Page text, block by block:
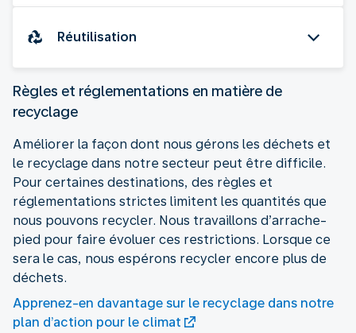
Réutilisation
Règles et réglementations en matière de
recyclage
Améliorer la façon dont nous gérons les déchets et
le recyclage dans notre secteur peut être difficile.
Pour certaines destinations, des règles et
réglementations strictes limitent les quantités que
nous pouvons recycler. Nous travaillons d’arrache-
pied pour faire évoluer ces restrictions. Lorsque ce
sera le cas, nous espérons recycler encore plus de
déchets.
Apprenez-en davantage sur le recyclage dans notre
plan d’action pour le climat